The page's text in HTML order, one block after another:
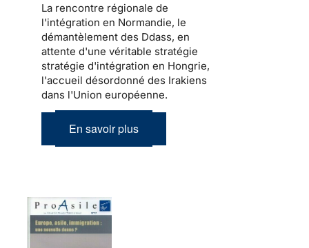
La rencontre régionale de
l'intégration en Normandie, le
démantèlement des Ddass, en
attente d'une véritable stratégie
stratégie d'intégration en Hongrie,
l'accueil désordonné des Irakiens
dans l'Union européenne.
En savoir plus